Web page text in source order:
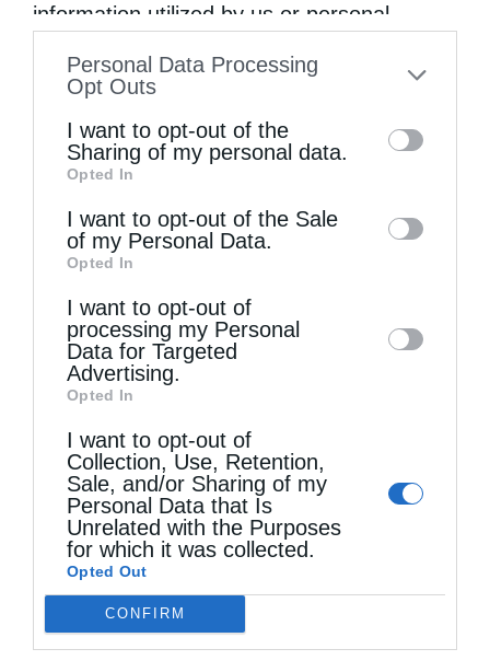
information utilized by us or personal
to your opt-out. You may separately opt-out
information by third parties on the IAB’s list
of downstream participants. This
information may also be disclosed by us to
third parties on theIAB’s List of
Downstream Participants
disclose it to other third parties.
Personal Data Processing
Opt Outs
I want to opt-out of the
Sharing of my personal data.
Opted In
I want to opt-out of the Sale
of my Personal Data.
Opted In
I want to opt-out of
processing my Personal
Data for Targeted
Advertising.
Opted In
I want to opt-out of
Collection, Use, Retention,
Sale, and/or Sharing of my
Personal Data that Is
Unrelated with the Purposes
for which it was collected.
Opted Out
CONFIRM
Τελευταία άρθρα
Απαντήσεις σε πνευματικά ζητήματα (Βίντεο)
Επίσκεψη του Δ/ντού της Β/θμιας Εκπαίδευσης
στον Μητροπολίτη Δημητριάδος
Δέντρο που δεν ποτίζεται, θα ξεραθεί